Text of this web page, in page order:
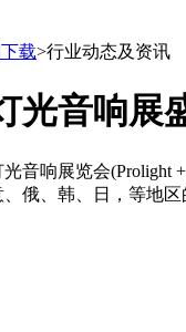
载>行业动态及资讯
光音响展
响展览会(Prolight +
俄、韩、日，等地